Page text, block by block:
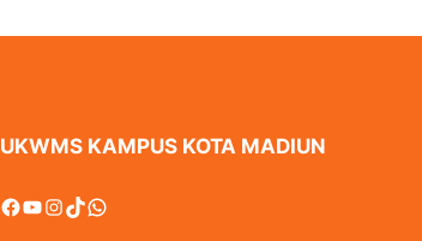
UKWMS KAMPUS KOTA MADIUN
Facebook YouTube InstagramTikTok WhatsApp